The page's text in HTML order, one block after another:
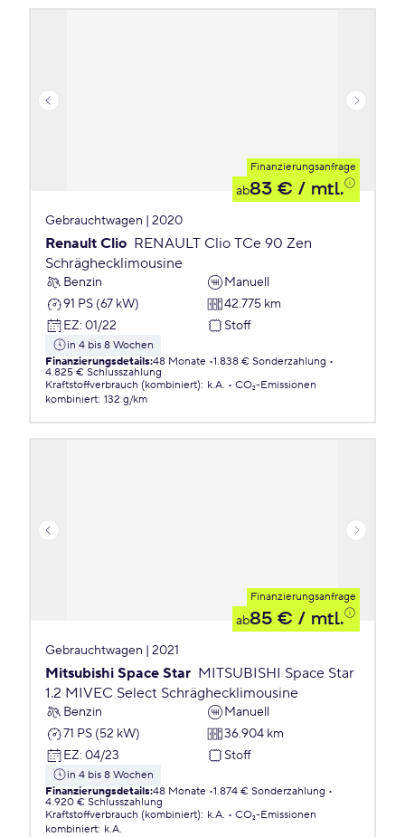
Finanzierungsanfrage
ab83 € / mtl.
Gebrauchtwagen | 2020
Renault Clio RENAULT Clio TCe 90 Zen
Schräghecklimousine
Benzin
Manuell
91 PS (67 kW)
42.775 km
EZ: 01/22 Stoff
in 4 bis 8 Wochen
Finanzierungsdetails:48 Monate 1.838 € Sonderzahlung
4.825 € Schlusszahlung
Kraftstoffverbrauch (kombiniert): k.A.
CO₂-Emissionen
kombiniert: 132 g/km
Finanzierungsanfrage
ab85 € / mtl.
Gebrauchtwagen | 2021
Mitsubishi Space Star MITSUBISHI Space Star
1.2 MIVEC Select Schräghecklimousine
Benzin
Manuell
71 PS (52 kW)
36.904 km
EZ: 04/23 Stoff
in 4 bis 8 Wochen
Finanzierungsdetails:48 Monate 1.874 € Sonderzahlung
4.920 € Schlusszahlung
Kraftstoffverbrauch (kombiniert): k.A.
CO₂-Emissionen
kombiniert: k.A.